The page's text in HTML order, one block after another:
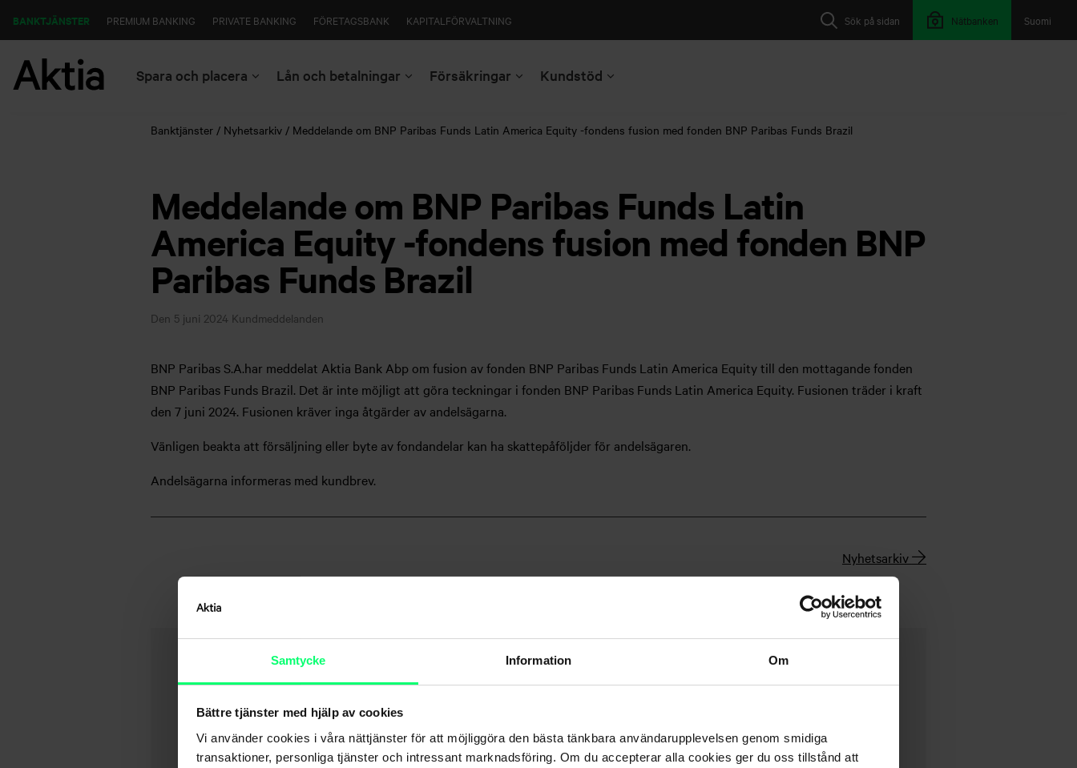
Samtycke Information Om
Bättre tjänster med hjälp av cookies
Vi använder cookies i våra nättjänster för att möjliggöra den bästa tänkbara användarupplevelsen genom smidiga
transaktioner, personliga tjänster och intressant marknadsföring. Om du accepterar alla cookies ger du oss tillstånd att
Suomi
Sök på sidan Nätbanken
BANKTJÄNSTER PREMIUM BANKING PRIVATE BANKING FÖRETAGSBANK KAPITALFÖRVALTNING
Spara och placera Lån och betalningar Försäkringar Kundstöd
Banktjänster Nyhetsarkiv Meddelande om BNP Paribas Funds Latin America Equity -fondens fusion med fonden BNP Paribas Funds Brazil
Meddelande om BNP Paribas Funds Latin
America Equity -fondens fusion med fonden BNP
Paribas Funds Brazil
Den 5 juni 2024 Kundmeddelanden
BNP Paribas S.A.har meddelat Aktia Bank Abp om fusion av fonden BNP Paribas Funds Latin America Equity till den mottagande fonden
BNP Paribas Funds Brazil. Det är inte möjligt att göra teckningar i fonden BNP Paribas Funds Latin America Equity. Fusionen träder i kraft
den 7 juni 2024. Fusionen kräver inga åtgärder av andelsägarna.
Vänligen beakta att försäljning eller byte av fondandelar kan ha skattepåföljder för andelsägaren.
Andelsägarna informeras med kundbrev.
Nyhetsarkiv
Dela